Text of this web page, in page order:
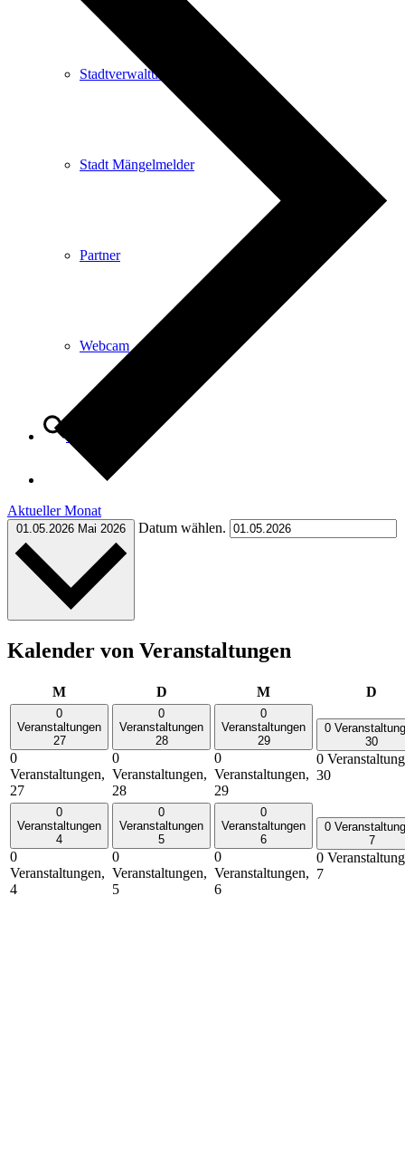
Stadtverwaltung
Stadt Mängelmelder
Partner
Webcam
Suche
Menü Menü
Aktueller Monat
01.05.2026 Mai 2026 Datum wählen.
Kalender von Veranstaltungen
MMontag DDienstag MMittwoch D
0
Veranstaltungen
27
0
Veranstaltungen,
27
0
Veranstaltungen
28
0
Veranstaltungen,
28
0
Veranstaltungen
29
0
Veranstaltungen,
29
0
30
0
30
0
Veranstaltungen
4
0
Veranstaltungen,
4
0
Veranstaltungen
5
0
Veranstaltungen,
5
0
Veranstaltungen
6
0
Veranstaltungen,
6
0
7
0
7